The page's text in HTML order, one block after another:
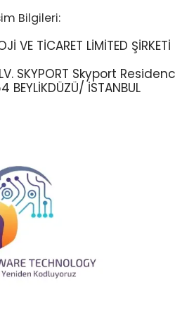
Bilgileri:
VE TİCARET LİMİTED ŞİRKETİ
SKYPORT Skyport
BEYLİKDÜZÜ/ İSTANBUL